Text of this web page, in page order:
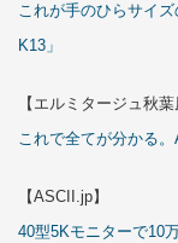
これが手のひらサイ
K13」
【エルミタージュ秋葉
これで全てが分かる
【ASCII.jp】
40型5Kモニターで10